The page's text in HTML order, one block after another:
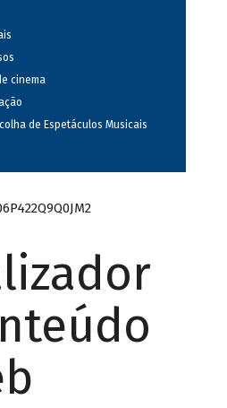
cinema
de Espetáculos Musicais